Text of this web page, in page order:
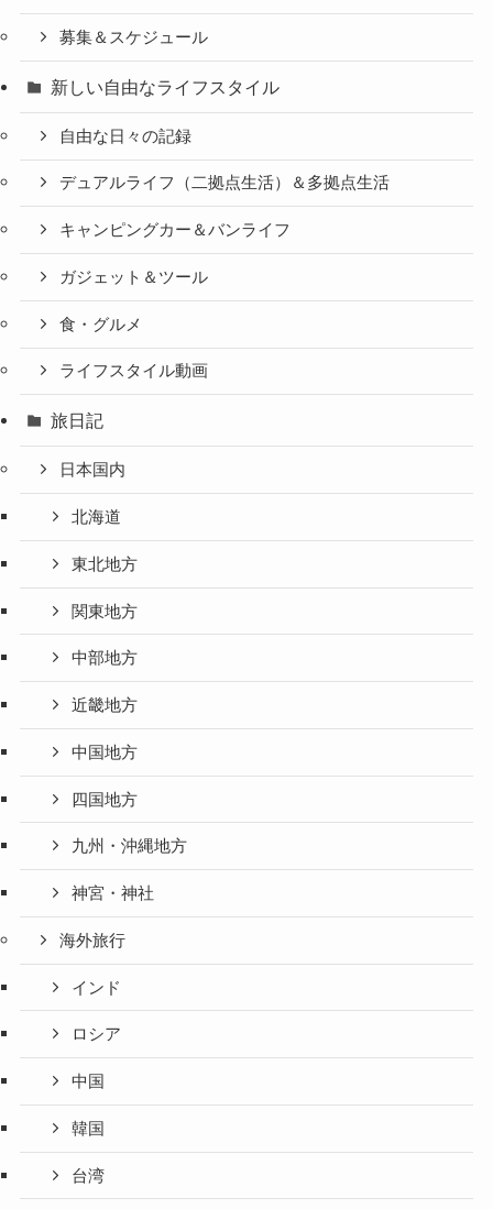
募集＆スケジュール
新しい自由なライフスタイル
自由な日々の記録
デュアルライフ（二拠点生活）＆多拠点生活
キャンピングカー＆バンライフ
ガジェット＆ツール
食・グルメ
ライフスタイル動画
旅日記
日本国内
北海道
東北地方
関東地方
中部地方
近畿地方
中国地方
四国地方
九州・沖縄地方
神宮・神社
海外旅行
インド
ロシア
中国
韓国
台湾